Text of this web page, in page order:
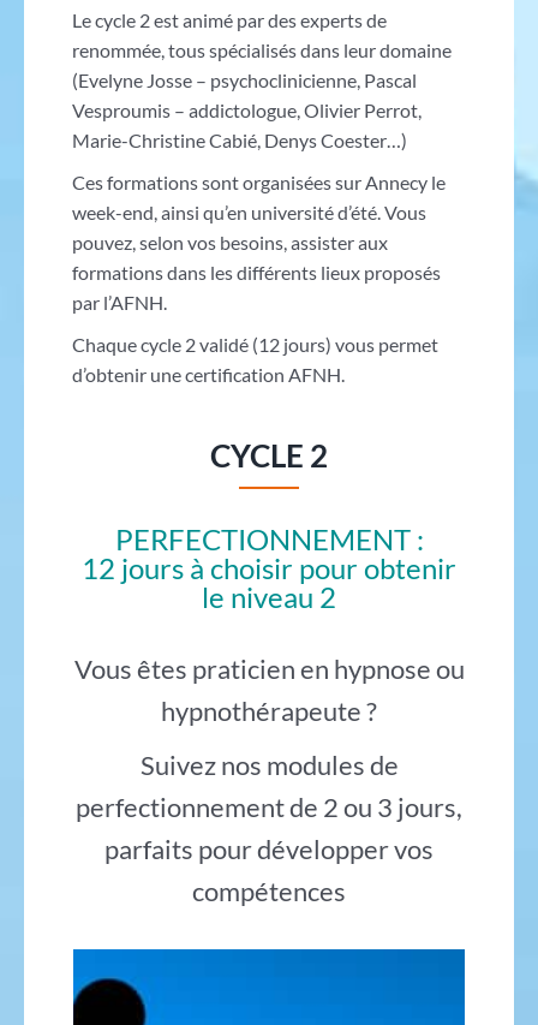
Le cycle 2 est animé par des experts de
renommée, tous spécialisés dans leur domaine
(Evelyne Josse – psychoclinicienne, Pascal
Vesproumis – addictologue, Olivier Perrot,
Marie-Christine Cabié, Denys Coester…)
Ces formations sont organisées sur Annecy le
week-end, ainsi qu’en université d’été. Vous
pouvez, selon vos besoins, assister aux
formations dans les différents lieux proposés
par l’AFNH.
Chaque cycle 2 validé (12 jours) vous permet
d’obtenir une certification AFNH.
CYCLE 2
PERFECTIONNEMENT :
12 jours à choisir pour obtenir
le niveau 2
Vous êtes praticien en hypnose ou
hypnothérapeute ?
Suivez nos modules de
perfectionnement de 2 ou 3 jours,
parfaits pour développer vos
compétences